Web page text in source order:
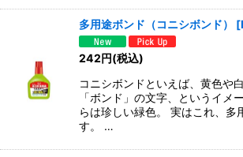
多用途ボンド（コニシボンド） [
242円(税込)
コニシボンドといえば、黄色や
「ボンド」の文字、というイメ
らは珍しい緑色。 実はこれ、多
す。 …